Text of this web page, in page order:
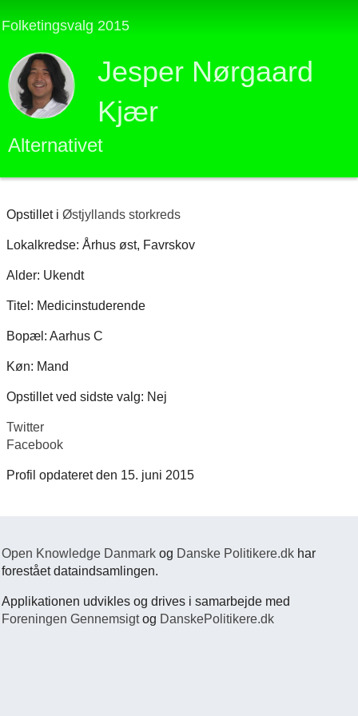
Folketingsvalg 2015
Jesper Nørgaard
Kjær
Alternativet
Opstillet i Østjyllands storkreds
Lokalkredse: Århus øst, Favrskov
Alder: Ukendt
Titel: Medicinstuderende
Bopæl: Aarhus C
Køn: Mand
Opstillet ved sidste valg: Nej
Twitter
Facebook
Profil opdateret den 15. juni 2015
Open Knowledge Danmark og Danske Politikere.dk har
forestået dataindsamlingen.
Applikationen udvikles og drives i samarbejde med
Foreningen Gennemsigtog DanskePolitikere.dk